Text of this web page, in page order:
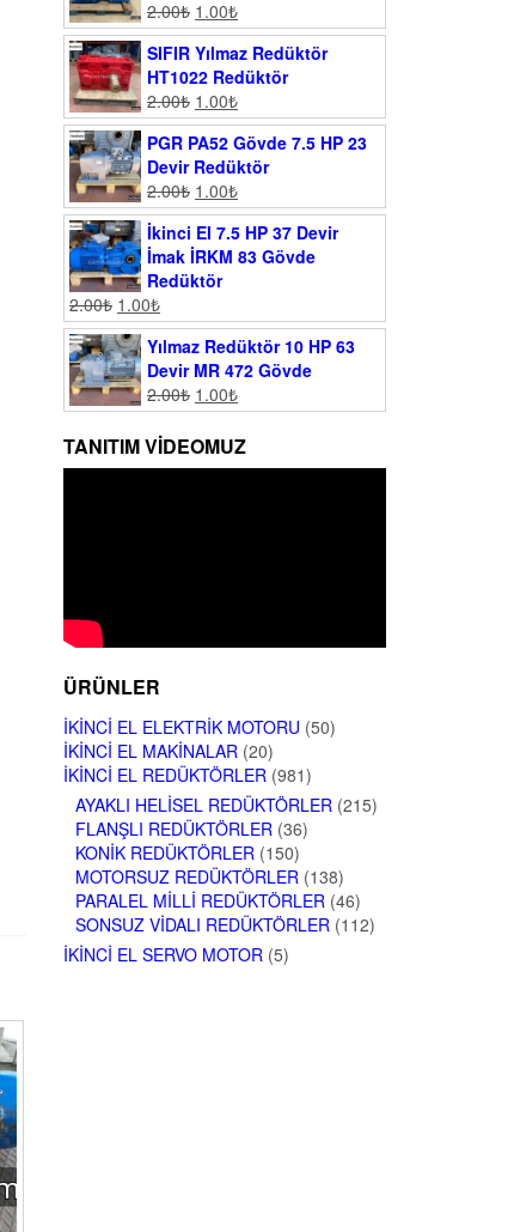
2.00₺ 1.00₺
SIFIR Yılmaz Redüktör
HT1022 Redüktör
2.00₺ 1.00₺
PGR PA52 Gövde 7.5 HP 23
Devir Redüktör
2.00₺ 1.00₺
İkinci El 7.5 HP 37 Devir
İmak İRKM 83 Gövde
Redüktör
2.00₺ 1.00₺
Yılmaz Redüktör 10 HP 63
Devir MR 472 Gövde
2.00₺ 1.00₺
TANITIM VIDEOMUZ
ÜRÜNLER
İKINCI EL ELEKTRIK MOTORU (50)
İKINCI EL MAKINALAR (20)
İKINCI EL REDÜKTÖRLER (981)
AYAKLI HELISEL REDÜKTÖRLER (215)
FLANŞLI REDÜKTÖRLER (36)
KONIK REDÜKTÖRLER (150)
MOTORSUZ REDÜKTÖRLER (138)
PARALEL MILLI REDÜKTÖRLER (46)
SONSUZ VIDALI REDÜKTÖRLER (112)
İKINCI EL SERVO MOTOR (5)